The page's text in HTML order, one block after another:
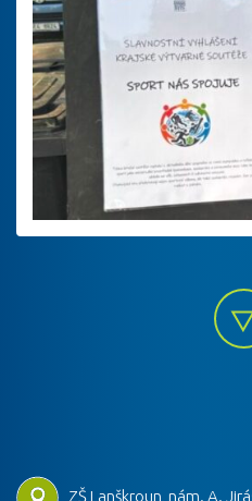
ZŠ Lanškroun, nám. A.